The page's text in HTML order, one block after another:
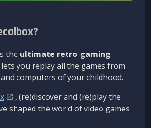
the ultimate retro-gaming
you replay all the games from
computers of your childhood.
, (re)discover and (re)play the
shaped the world of video games